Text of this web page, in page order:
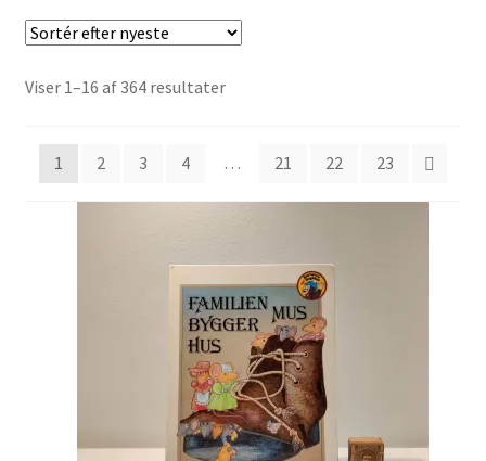
Om os
Viser 1–16 af 364 resultaterSorteret
1
2 3 4 … 21 22 23